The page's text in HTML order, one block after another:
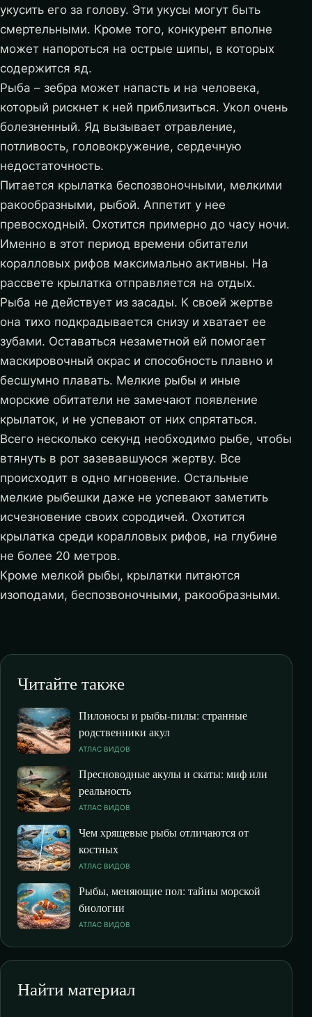
укусить его за голову. Эти укусы могут быть
смертельными. Кроме того, конкурент вполне
может напороться на острые шипы, в которых
содержится яд.
Рыба – зебра может напасть и на человека,
который рискнет к ней приблизиться. Укол очень
болезненный. Яд вызывает отравление,
потливость, головокружение, сердечную
недостаточность.
Питается крылатка беспозвоночными, мелкими
ракообразными, рыбой. Аппетит у нее
превосходный. Охотится примерно до часу ночи.
Именно в этот период времени обитатели
коралловых рифов максимально активны. На
рассвете крылатка отправляется на отдых.
Рыба не действует из засады. К своей жертве
она тихо подкрадывается снизу и хватает ее
зубами. Оставаться незаметной ей помогает
маскировочный окрас и способность плавно и
бесшумно плавать. Мелкие рыбы и иные
морские обитатели не замечают появление
крылаток, и не успевают от них спрятаться.
Всего несколько секунд необходимо рыбе, чтобы
втянуть в рот зазевавшуюся жертву. Все
происходит в одно мгновение. Остальные
мелкие рыбешки даже не успевают заметить
исчезновение своих сородичей. Охотится
крылатка среди коралловых рифов, на глубине
не более 20 метров.
Кроме мелкой рыбы, крылатки питаются
изоподами, беспозвоночными, ракообразными.
Читайте также
Пилоносы и рыбы-пилы: странные
родственники акул
АТЛАС ВИДОВ
Пресноводные акулы и скаты: миф или
реальность
АТЛАС ВИДОВ
Чем хрящевые рыбы отличаются от
костных
АТЛАС ВИДОВ
Рыбы, меняющие пол: тайны морской
биологии
АТЛАС ВИДОВ
Найти материал